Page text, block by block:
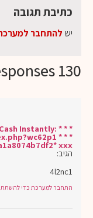
130 Responses
Cash Instantly:
* * *
ххх*
הגיב:
4l2nc1
התחבר למערכת כדי להשתתף
כתיבת תגובה
יש להתחבר